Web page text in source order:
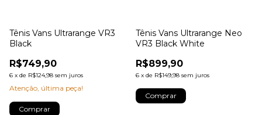
Tênis Vans Ultrarange VR3
Black
R$749,90
6 x de R$124,98 sem juros
Atenção, última peça!
Comprar
Tênis Vans Ultrarange Neo
VR3 Black White
R$899,90
6 x de R$149,98 sem juros
Comprar